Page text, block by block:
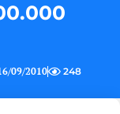
09/2010 248